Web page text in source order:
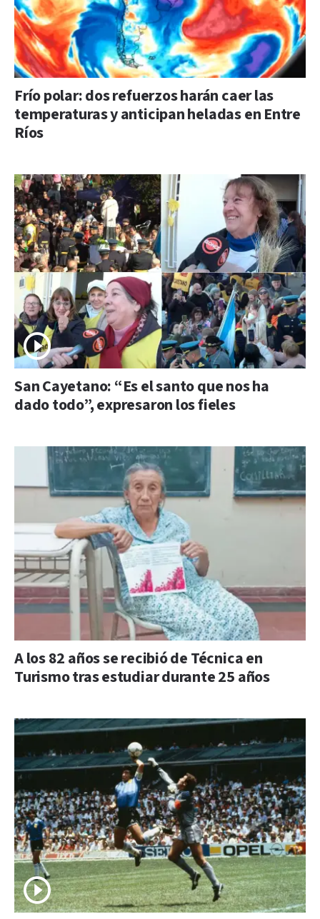
Frío polar: dos refuerzos harán caer las
temperaturas y anticipan heladas en Entre
Ríos
San Cayetano: “Es el santo que nos ha
dado todo”, expresaron los fieles
A los 82 años se recibió de Técnica en
Turismo tras estudiar durante 25 años